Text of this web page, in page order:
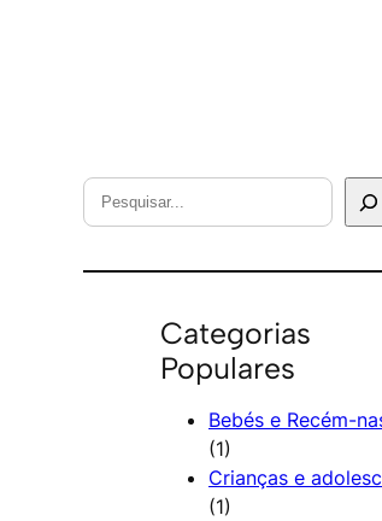
S
e
r
Categorias
Populares
Bebés e Recém-
(1)
Crianças e
(1)